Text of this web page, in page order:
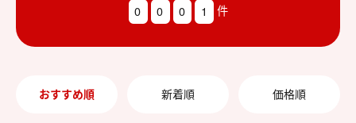
0 0 0 1 件
おすすめ順 新着順 価格順